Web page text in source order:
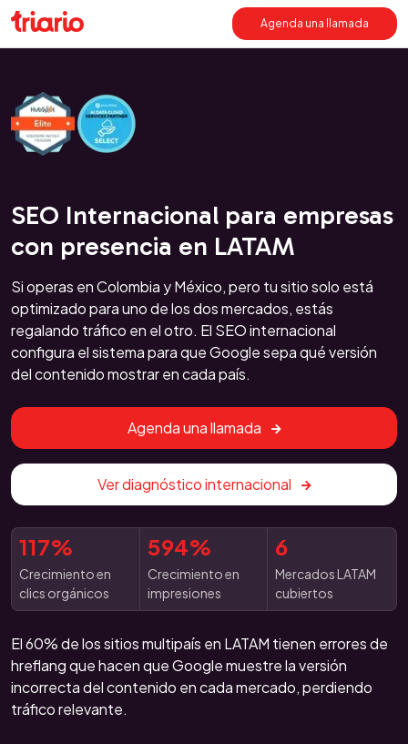
Agenda una llamada
SEO Internacional para empresas
con presencia en LATAM
Si operas en Colombia y México, pero tu sitio solo está
optimizado para uno de los dos mercados, estás
regalando tráfico en el otro. El SEO internacional
configura el sistema para que Google sepa qué versión
del contenido mostrar en cada país.
Agenda una llamada
Ver diagnóstico internacional
117%
Crecimiento en
clics orgánicos
594%
Crecimiento en
impresiones
6
Mercados LATAM
cubiertos
El 60% de los sitios multipaís en LATAM tienen errores de
hreflang que hacen que Google muestre la versión
incorrecta del contenido en cada mercado, perdiendo
tráfico relevante.